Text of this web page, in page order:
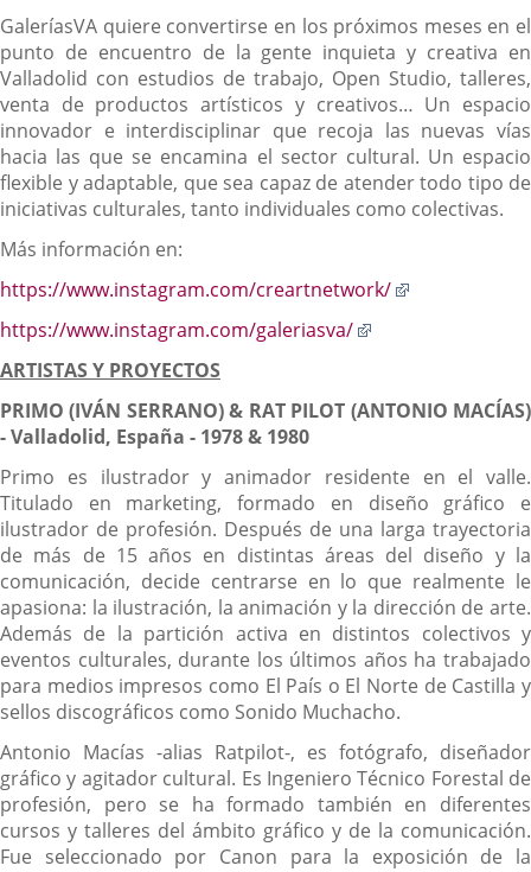
GaleríasVA quiere convertirse en los próximos meses en el
punto de encuentro de la gente inquieta y creativa en
Valladolid con estudios de trabajo, Open Studio, talleres,
venta de productos artísticos y creativos… Un espacio
innovador e interdisciplinar que recoja las nuevas vías
hacia las que se encamina el sector cultural. Un espacio
flexible y adaptable, que sea capaz de atender todo tipo de
iniciativas culturales, tanto individuales como colectivas.
Más información en:
https://www.instagram.com/creartnetwork/
https://www.instagram.com/galeriasva/
aplicación
ARTISTAS Y PROYECTOS
PRIMO (IVÁN SERRANO) & RAT PILOT (ANTONIO MACÍAS)
- Valladolid, España - 1978 & 1980
Primo es ilustrador y animador residente en el valle.
Titulado en marketing, formado en diseño gráfico e
ilustrador de profesión. Después de una larga trayectoria
de más de 15 años en distintas áreas del diseño y la
comunicación, decide centrarse en lo que realmente le
apasiona: la ilustración, la animación y la dirección de arte.
Además de la partición activa en distintos colectivos y
eventos culturales, durante los últimos años ha trabajado
para medios impresos como El País o El Norte de Castilla y
sellos discográficos como Sonido Muchacho.
Antonio Macías -alias Ratpilot-, es fotógrafo, diseñador
gráfico y agitador cultural. Es Ingeniero Técnico Forestal de
profesión, pero se ha formado también en diferentes
cursos y talleres del ámbito gráfico y de la comunicación.
Fue seleccionado por Canon para la exposición de la